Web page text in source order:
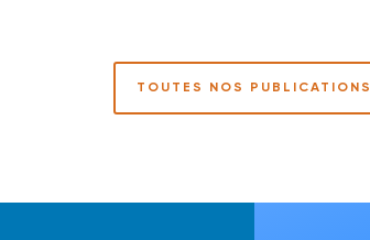
TOUTES NOS PUBLICATIONS